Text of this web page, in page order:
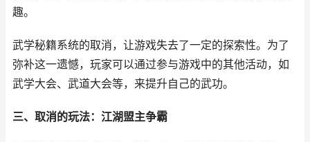
趣。
武学秘籍系统的取消，让游戏失去了一定的探索性。为了
弥补这一遗憾，玩家可以通过参与游戏中的其他活动，如
武学大会、武道大会等，来提升自己的武功。
三、取消的玩法：江湖盟主争霸